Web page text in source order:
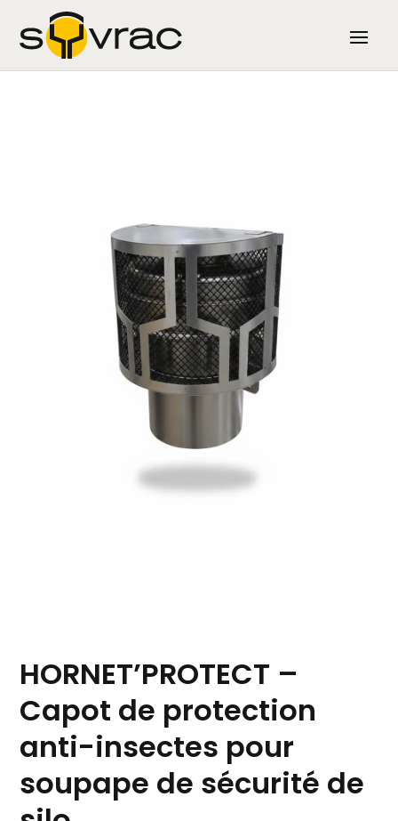
HORNET’PROTECT –
Capot de protection
anti-insectes pour
soupape de sécurité de